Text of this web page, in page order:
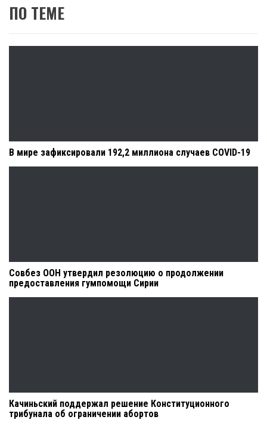
ПО ТЕМЕ
В мире зафиксировали 192,2 миллиона случаев COVID-19
Совбез ООН утвердил резолюцию о продолжении
предоставления гумпомощи Сирии
Качиньский поддержал решение Конституционного
трибунала об ограничении абортов